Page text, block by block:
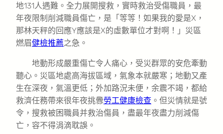
地131人遇難。全力展開搜救，實時救治受傷職員，最
年夜限制削減職員傷亡，是「等等！如果我的愛是X，
那林天秤的回應Y應該是X的虛數單位才對啊！」災區
燃眉健檢推薦之急。
地動形成嚴重傷亡令人痛心，受災群眾的安危牽動
聽心。災區地處高海拔區域，氣象本就嚴寒；地動又產
生在深夜，氣溫更低；外加路況未便，余震不竭，都給
救濟任務帶來很年夜挑釁勞工健康檢查 。但災情就是號
令，搜救被困職員并救治傷員，盡最年夜盡力削減傷
亡，容不得涓滴耽誤。